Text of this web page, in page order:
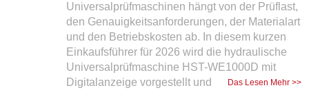
Universalprüfmaschinen hängt von der Prüflast,
den Genauigkeitsanforderungen, der Materialart
und den Betriebskosten ab. In diesem kurzen
Einkaufsführer für 2026 wird die hydraulische
Universalprüfmaschine HST-WE1000D mit
Digitalanzeige vorgestellt und
Das Lesen Mehr >>